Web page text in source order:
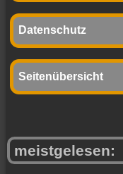
Datenschutz
Seitenübersicht
meistgelesen: